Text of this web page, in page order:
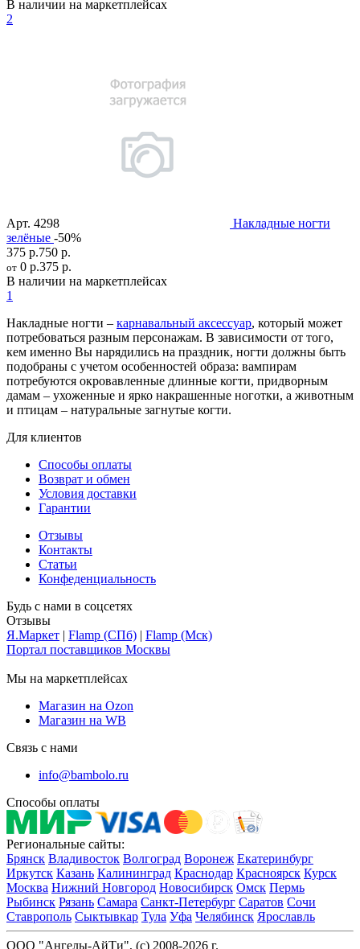
В наличии на маркетплейсах
2
Арт. 4298
Накладные ногти
зелёные -50%
375 р.750 р.
от 0 р.375 р.
В наличии на маркетплейсах
1
Накладные ногти – карнавальный аксессуар, который может
потребоваться разным персонажам. В зависимости от того,
кем именно Вы нарядились на праздник, ногти должны быть
подобраны с учетом особенностей образа: вампирам
потребуются окровавленные длинные когти, придворным
дамам – ухоженные и ярко накрашенные ноготки, а животным
и птицам – натуральные загнутые когти.
Для клиентов
Способы оплаты
Возврат и обмен
Условия доставки
Гарантии
Отзывы
Контакты
Статьи
Конфеденциальность
Будь с нами в соцсетях
Отзывы
Я.Маркет | Flamp (СПб) | Flamp (Мск)
Портал поставщиков Москвы
Мы на маркетплейсах
Магазин на Ozon
Магазин на WB
Связь с нами
info@bambolo.ru
Способы оплаты
Региональные сайты:
Брянск Владивосток Волгоград Воронеж Екатеринбург
Иркутск Казань Калининград Краснодар Красноярск Курск
Москва Нижний Новгород Новосибирск Омск Пермь
Рыбинск Рязань Самара Санкт-Петербург Саратов Сочи
Ставрополь Сыктывкар Тула Уфа Челябинск Ярославль
ООО "Ангелы-АйТи", (c) 2008-2026 г.